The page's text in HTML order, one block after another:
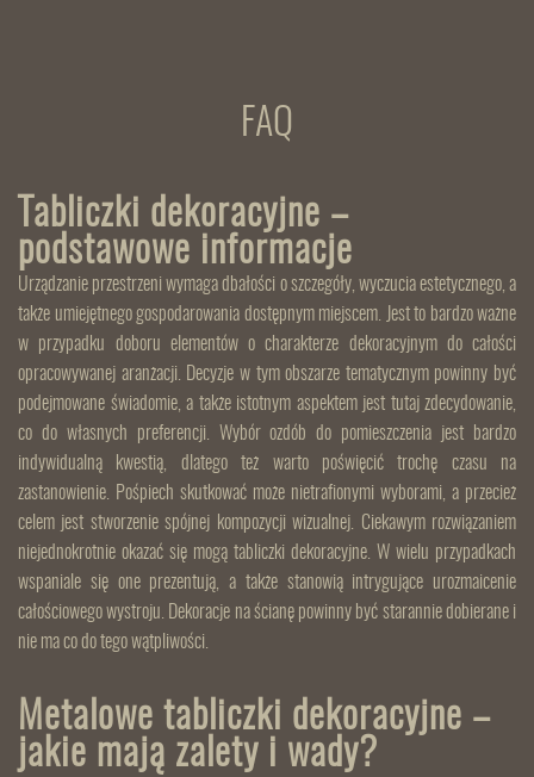
FAQ
Tabliczki dekoracyjne –
podstawowe informacje
Urządzanie przestrzeni wymaga dbałości o szczegóły, wyczucia estetycznego, a
także umiejętnego gospodarowania dostępnym miejscem. Jest to bardzo ważne
w przypadku doboru elementów o charakterze dekoracyjnym do całości
opracowywanej aranżacji. Decyzje w tym obszarze tematycznym powinny być
podejmowane świadomie, a także istotnym aspektem jest tutaj zdecydowanie,
co do własnych preferencji. Wybór ozdób do pomieszczenia jest bardzo
indywidualną kwestią, dlatego też warto poświęcić trochę czasu na
zastanowienie. Pośpiech skutkować może nietrafionymi wyborami, a przecież
celem jest stworzenie spójnej kompozycji wizualnej. Ciekawym rozwiązaniem
niejednokrotnie okazać się mogą tabliczki dekoracyjne. W wielu przypadkach
wspaniale się one prezentują, a także stanowią intrygujące urozmaicenie
całościowego wystroju. Dekoracje na ścianę powinny być starannie dobierane i
nie ma co do tego wątpliwości.
Metalowe tabliczki dekoracyjne –
jakie mają zalety i wady?